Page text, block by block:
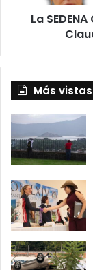
Sheinbaum
La
Más